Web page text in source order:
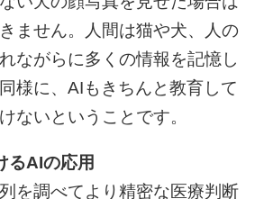
ません。人間は猫や犬、人の
ながらに多くの情報を記憶し
様に、AIもきちんと教育して
ないということです。
るAIの応用
を調べてより精密な医療判断